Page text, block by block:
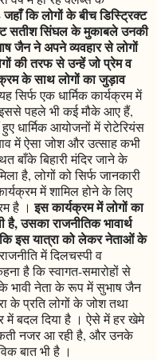
जहाँ कि लोगों के बीच डिस्ट्रिक्ट
सतीश सिंघल के मुकाबले उनकी
जैन ने अपने व्यवहार से लोगों
की तरफ से उन्हें जो प्रेम व
के साथ लोगों का जुड़ाव
सिर्फ एक धार्मिक कार्यक्रम में
इससे पहले भी कई मौके आए हैं,
धार्मिक आयोजनों में रोटेरियंस
में ऐसा जोश और उत्साह कभी
बाँके बिहारी मंदिर जाने के
है, लोगों को सिर्फ जानकारी
में शामिल होने के लिए
है ।इस कार्यक्रम में लोगों का
उसका राजनीतिक भावार्थ
इस यात्रा को लेकर नेताओं के
में दिलचस्पी व
है कि स्वागत-समारोहों से
के भावी नेता के रूप में सुभाष जैन
के प्रति लोगों के जोश तथा
बदल दिया है । ऐसे में हर खेमे
नजर आ रही है, और उनके
बात भी है ।